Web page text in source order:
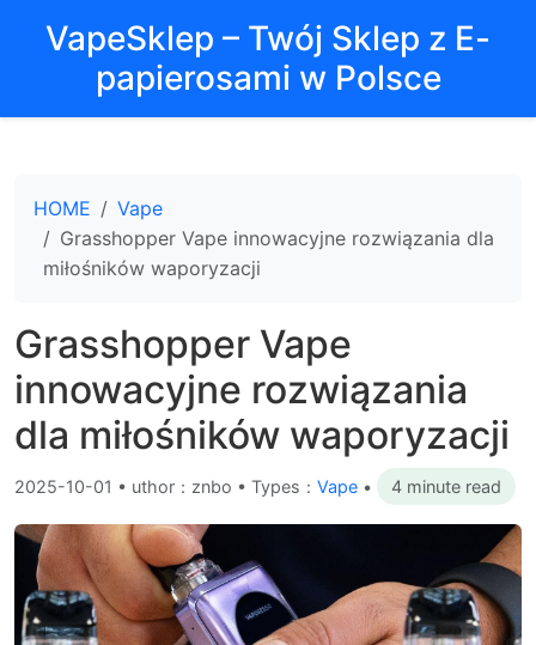
VapeSklep – Twój Sklep z E-
papierosami w Polsce
HOME
Vape
Grasshopper Vape innowacyjne rozwiązania dla
miłośników waporyzacji
Grasshopper Vape
innowacyjne rozwiązania
dla miłośników waporyzacji
2025-10-01 • uthor：znbo • Types： Vape • 4 minute read